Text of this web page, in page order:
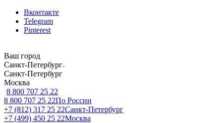
Вконтакте
Telegram
Pinterest
Ваш город
Санкт-Петербург
Санкт-Петербург
Москва
8 800 707 25 22
8 800 707 25 22По России
+7 (812) 317 25 22Санкт-Петербург
+7 (499) 450 25 22Москва